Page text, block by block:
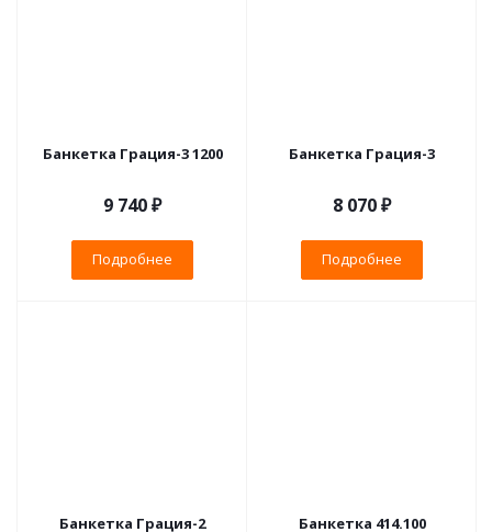
Банкетка Грация-3 1200
9 740 ₽
Подробнее
Банкетка Грация-3
8 070 ₽
Подробнее
Банкетка Грация-2 Банкетка 414.100